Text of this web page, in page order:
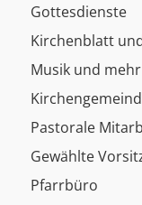
Gottesdienste
Kirchenblatt
Musik und mehr
Pastorale
Gewählte
Pfarrbüro